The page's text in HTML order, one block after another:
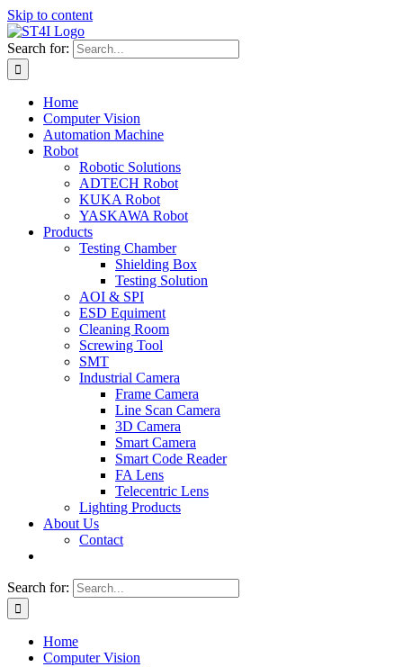
Skip to content
Search for:
Home
Computer Vision
Automation Machine
Robot
Robotic Solutions
ADTECH Robot
KUKA Robot
YASKAWA Robot
Products
Testing Chamber
Shielding Box
Testing Solution
AOI & SPI
ESD Equiment
Cleaning Room
Screwing Tool
SMT
Industrial Camera
Frame Camera
Line Scan Camera
3D Camera
Smart Camera
Smart Code Reader
FA Lens
Telecentric Lens
Lighting Products
About Us
Contact
Search for:
Home
Computer Vision